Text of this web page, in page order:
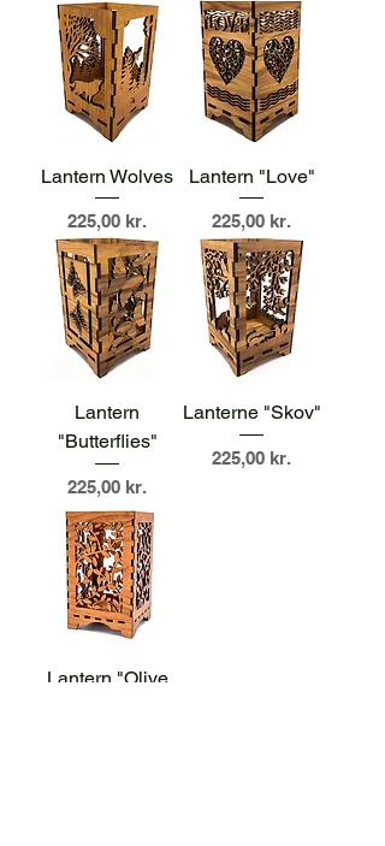
Lantern Wolves
Pris
225,00 kr.
Lantern "Love"
Pris
225,00 kr.
Lantern
"Butterflies"
Pris
225,00 kr.
Lanterne "Skov"
Pris
225,00 kr.
Lantern "Olive